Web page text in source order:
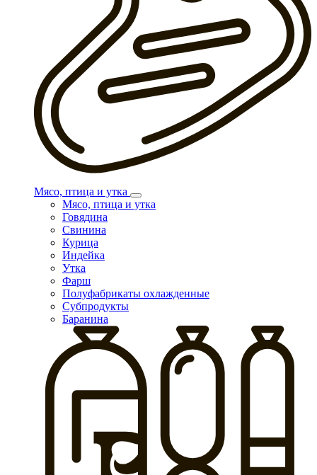
Мясо, птица и утка
Мясо, птица и утка
Говядина
Свинина
Курица
Индейка
Утка
Фарш
Полуфабрикаты охлажденные
Субпродукты
Баранина